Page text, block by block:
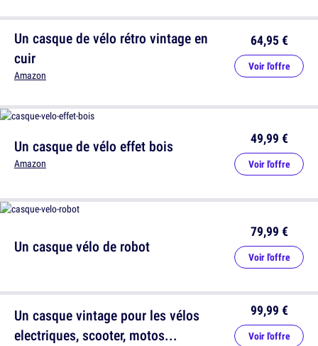
Un casque de vélo rétro vintage en
cuir
Amazon
64,95 €
Voir l'offre
Un casque vélo de robot
79,99 €
Voir l'offre
Un casque de vélo effet bois
Amazon
49,99 €
Voir l'offre
Un casque vintage pour les vélos
electriques, scooter, motos...
99,99 €
Voir l'offre